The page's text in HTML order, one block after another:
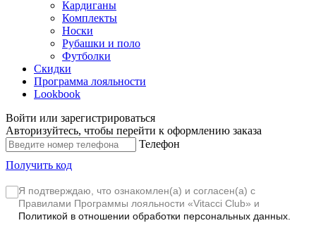
Кардиганы
Комплекты
Носки
Рубашки и поло
Футболки
Скидки
Программа лояльности
Lookbook
Войти или зарегистрироваться
Авторизуйтесь, чтобы перейти к оформлению заказа
Телефон
Получить код
Я подтверждаю, что ознакомлен(а) и согласен(а) с
Правилами Программы лояльности «Vitacci Club» и
Политикой в отношении обработки персональных данных.